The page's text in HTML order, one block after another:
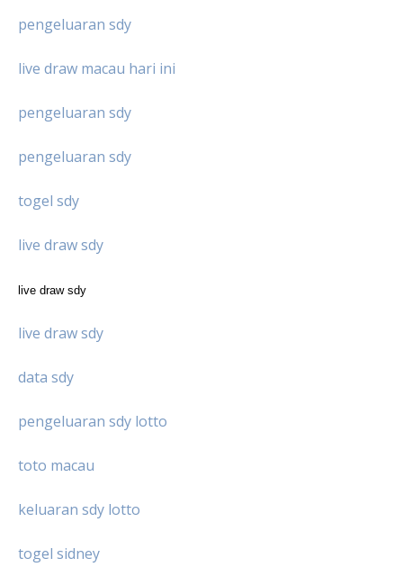
pengeluaran sdy
live draw macau hari ini
pengeluaran sdy
pengeluaran sdy
togel sdy
live draw sdy
live draw sdy
live draw sdy
data sdy
pengeluaran sdy lotto
toto macau
keluaran sdy lotto
togel sidney